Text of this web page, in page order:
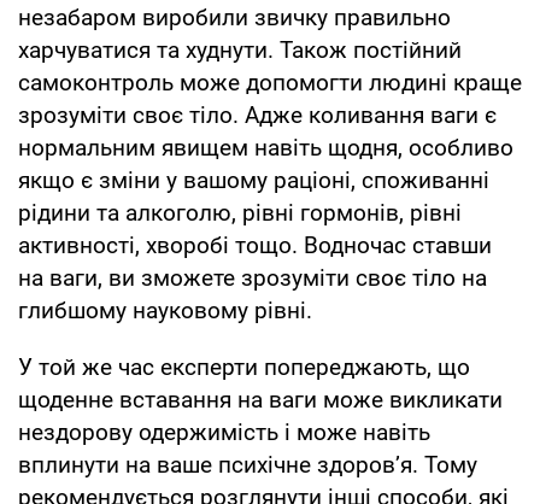
незабаром виробили звичку правильно
харчуватися та худнути. Також постійний
самоконтроль може допомогти людині краще
зрозуміти своє тіло. Адже коливання ваги є
нормальним явищем навіть щодня, особливо
якщо є зміни у вашому раціоні, споживанні
рідини та алкоголю, рівні гормонів, рівні
активності, хворобі тощо. Водночас ставши
на ваги, ви зможете зрозуміти своє тіло на
глибшому науковому рівні.
У той же час експерти попереджають, що
щоденне вставання на ваги може викликати
нездорову одержимість і може навіть
вплинути на ваше психічне здоров’я. Тому
рекомендується розглянути інші способи, які